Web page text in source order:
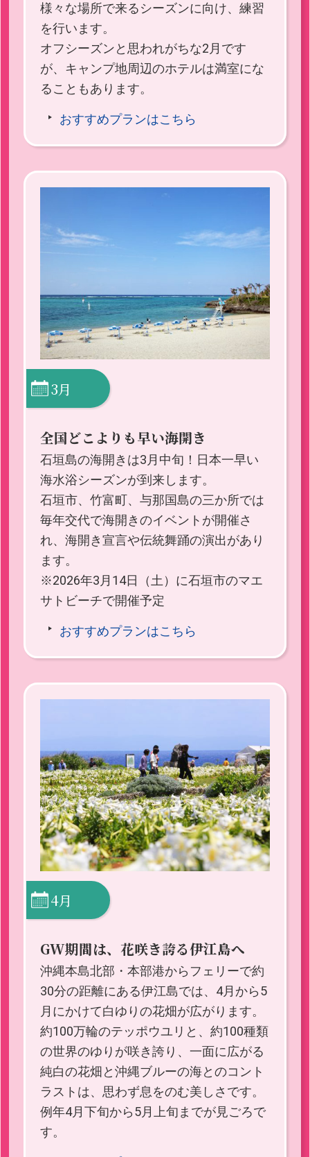
様々な場所で来るシーズンに向け、練習
を行います。
オフシーズンと思われがちな2月です
が、キャンプ地周辺のホテルは満室にな
ることもあります。
おすすめプランはこちら
3月
全国どこよりも早い海開き
石垣島の海開きは3月中旬！日本一早い
海水浴シーズンが到来します。
石垣市、竹富町、与那国島の三か所では
毎年交代で海開きのイベントが開催さ
れ、海開き宣言や伝統舞踊の演出があり
ます。
※2026年3月14日（土）に石垣市のマエ
サトビーチで開催予定
おすすめプランはこちら
4月
GW期間は、花咲き誇る伊江島へ
沖縄本島北部・本部港からフェリーで約
30分の距離にある伊江島では、4月から5
月にかけて白ゆりの花畑が広がります。
約100万輪のテッポウユリと、約100種類
の世界のゆりが咲き誇り、一面に広がる
純白の花畑と沖縄ブルーの海とのコント
ラストは、思わず息をのむ美しさです。
例年4月下旬から5月上旬までが見ごろで
す。